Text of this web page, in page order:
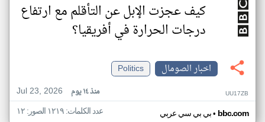
كيف عجزت الإبل عن التأقلم مع ارتفاع
درجات الحرارة في أفريقيا؟
اخبار الصومال
Politics
Jul 23, 2026
منذ ١٤ يوم UU17ZB
بي بي سي عربي• bbc.com عدد الكلمات: ١٢١٩ الصور: ١٢